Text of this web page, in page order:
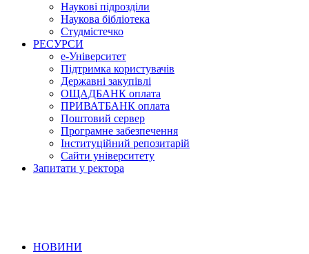
Наукові підрозділи
Наукова бібліотека
Студмістечко
РЕСУРСИ
е-Університет
Підтримка користувачів
Державні закупівлі
ОЩАДБАНК оплата
ПРИВАТБАНК оплата
Поштовий сервер
Програмне забезпечення
Інституційний репозитарій
Сайти університету
Запитати у ректора
НОВИНИ